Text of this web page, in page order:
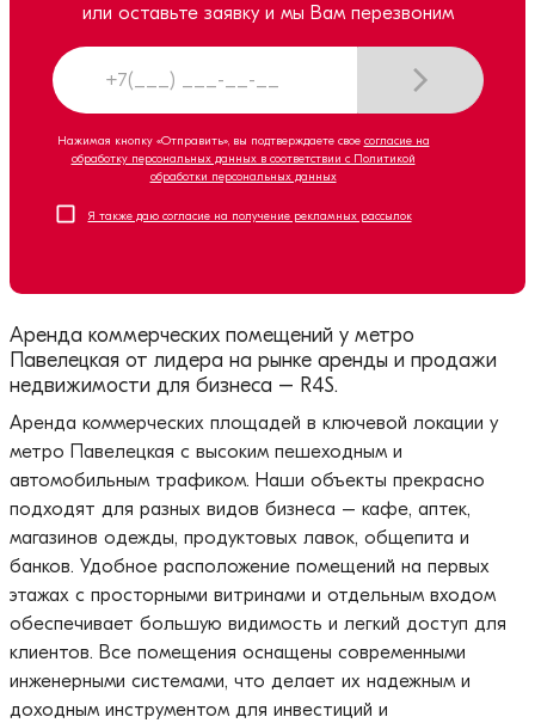
или оставьте заявку и мы Вам перезвоним
Нажимая кнопку «Отправить», вы подтверждаете свое согласие на
обработку персональных данных в соответствии с Политикой
обработки персональных данных
Я также даю согласие на получение рекламных рассылок
Аренда коммерческих помещений у метро
Павелецкая от лидера на рынке аренды и продажи
недвижимости для бизнеса – R4S.
Аренда коммерческих площадей в ключевой локации у
метро Павелецкая с высоким пешеходным и
автомобильным трафиком. Наши объекты прекрасно
подходят для разных видов бизнеса – кафе, аптек,
магазинов одежды, продуктовых лавок, общепита и
банков. Удобное расположение помещений на первых
этажах с просторными витринами и отдельным входом
обеспечивает большую видимость и легкий доступ для
клиентов. Все помещения оснащены современными
инженерными системами, что делает их надежным и
доходным инструментом для инвестиций и